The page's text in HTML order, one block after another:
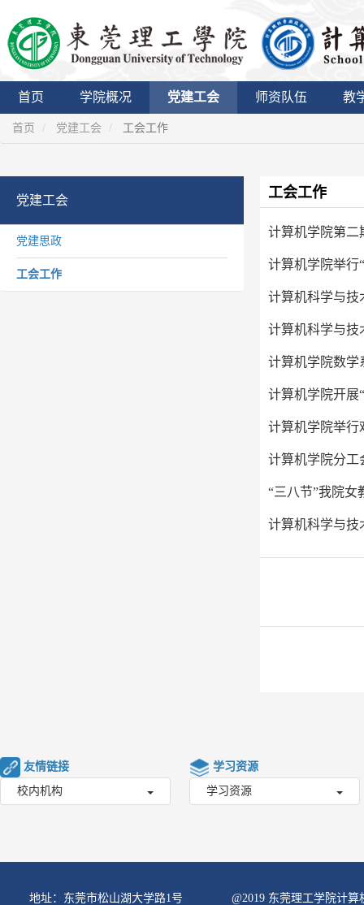
首页 学院概况 党建工会 师资队伍 教
首页 党建工会 工会工作
党建工会
党建思政
工会工作
工会工作
计算机学院第二
计算机学院举行
计算机科学与技
计算机科学与技
计算机学院数学
计算机学院开展
计算机学院举行
计算机学院分工
“三八节”我院女
计算机科学与技
友情链接
校内机构
学习资源
学习资源
地址：东莞市松山湖大学路1号 @2019 东莞理工学院计